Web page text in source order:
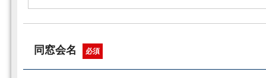
同窓会名 必須